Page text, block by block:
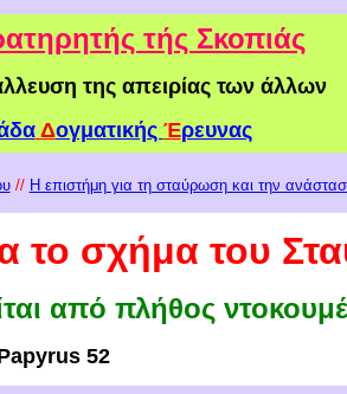
τής Σκοπιάς
της απειρίας των άλλων
Δογματικής Έρευνας
// Η επιστήμη για τη σταύρωση και την
το σχήμα του
από πλήθος
52